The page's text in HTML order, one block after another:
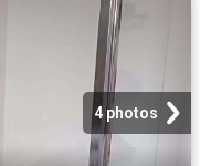
4 photos